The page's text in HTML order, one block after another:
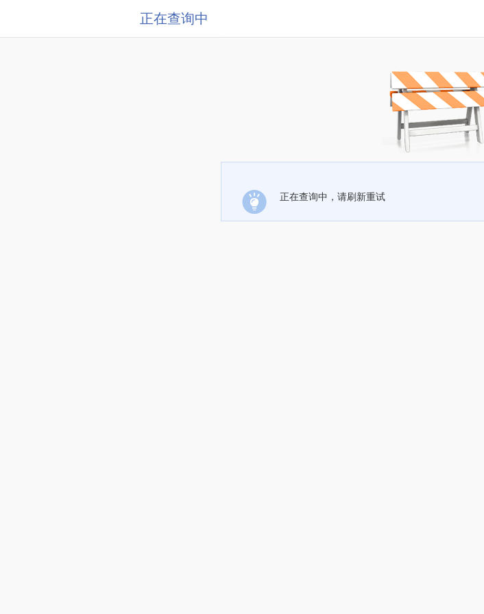
正在查询中
正在查询中，请刷新重试